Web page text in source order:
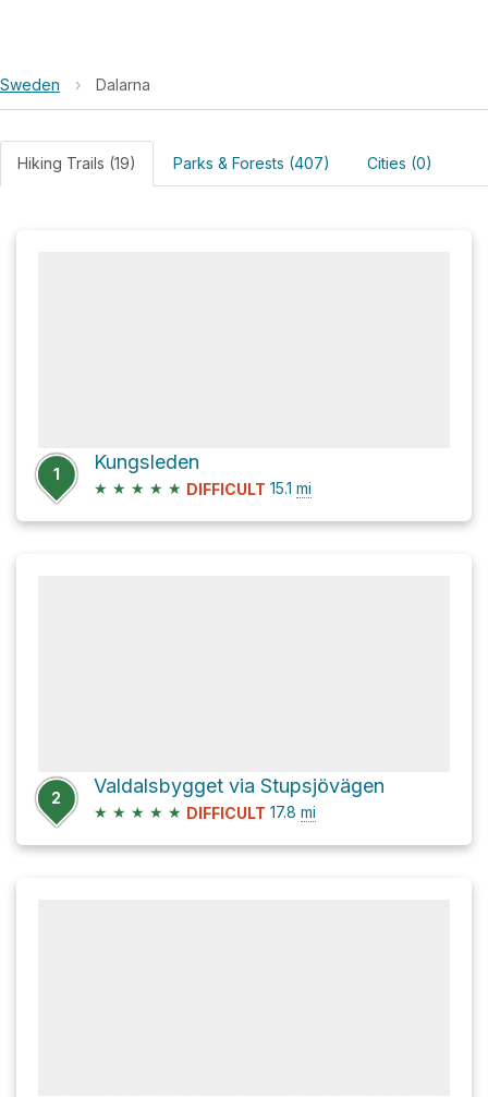
Sweden › Dalarna
Hiking Trails (19) Parks & Forests (407) Cities (0)
1
Kungsleden
★ ★ ★ ★ ★ DIFFICULT 15.1 mi
2
Valdalsbygget via Stupsjövägen
★ ★ ★ ★ ★ DIFFICULT 17.8 mi